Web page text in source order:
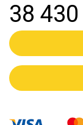
38 430